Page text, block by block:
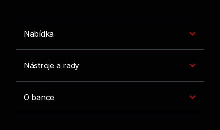
Nabídka
Nástroje a rady
O bance